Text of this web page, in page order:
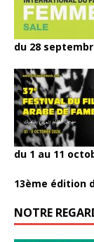
du 28
du 1 au 11
13ème édition
NOTRE